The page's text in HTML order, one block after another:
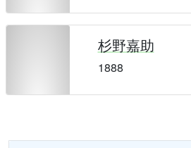
杉野嘉助
1888